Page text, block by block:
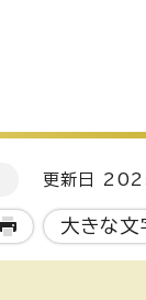
更新日
大きな文